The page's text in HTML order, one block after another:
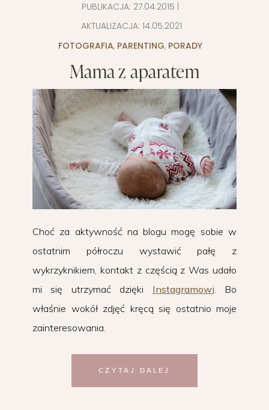
PUBLIKACJA: 27.04.2015
AKTUALIZACJA: 14.05.2021
FOTOGRAFIA, PARENTING, PORADY
Mama z aparatem
Choć za aktywność na blogu mogę sobie w
ostatnim półroczu wystawić pałę z
wykrzyknikiem, kontakt z częścią z Was udało
mi się utrzymać dzięki Instagramowi. Bo
właśnie wokół zdjęć kręcą się ostatnio moje
zainteresowania.
CZYTAJ DALEJ